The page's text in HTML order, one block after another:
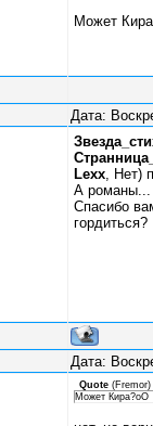
Может
Дата:
Lexx, Нет)
А романы...
Спасибо
гордиться?
Дата:
Quote (Fremor)
Может Кира?оО